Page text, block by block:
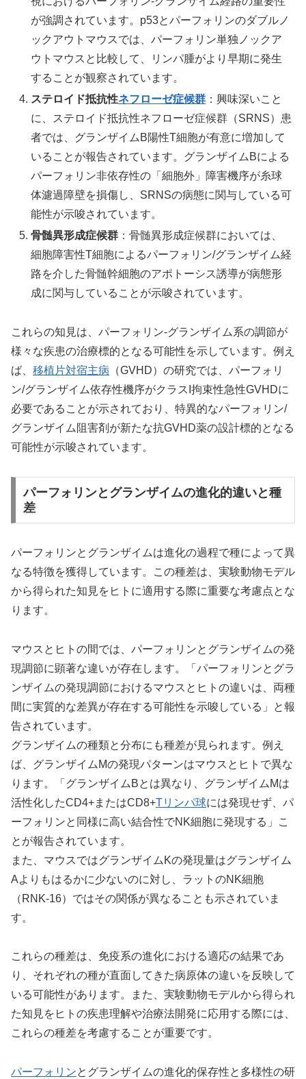
が強調されています。p53とパーフォリンのダブルノ
ックアウトマウスでは、パーフォリン単独ノックア
ウトマウスと比較して、リンパ腫がより早期に発生
することが観察されています。
ステロイド抵抗性ネフローゼ症候群 ：興味深いこと
に、ステロイド抵抗性ネフローゼ症候群（SRNS）患
者では、グランザイムB陽性T細胞が有意に増加して
いることが報告されています。グランザイムBによる
パーフォリン非依存性の「細胞外」障害機序が糸球
体濾過障壁を損傷し、SRNSの病態に関与している可
能性が示唆されています。
骨髄異形成症候群 ：骨髄異形成症候群においては、
細胞障害性T細胞によるパーフォリン/グランザイム経
路を介した骨髄幹細胞のアポトーシス誘導が病態形
成に関与していることが示唆されています。
これらの知見は、パーフォリン-グランザイム系の調節が
様々な疾患の治療標的となる可能性を示しています。例え
ば、 移植片対宿主病 （GVHD）の研究では、パーフォリ
ン/グランザイム依存性機序がクラスI拘束性急性GVHDに
必要であることが示されており、特異的なパーフォリン/
グランザイム阻害剤が新たな抗GVHD薬の設計標的となる
可能性が示唆されています。
パーフォリンとグランザイムの進化的違いと種
差
パーフォリンとグランザイムは進化の過程で種によって異
なる特徴を獲得しています。この種差は、実験動物モデル
から得られた知見をヒトに適用する際に重要な考慮点とな
ります。
マウスとヒトの間では、パーフォリンとグランザイムの発
現調節に顕著な違いが存在します。「パーフォリンとグラ
ンザイムの発現調節におけるマウスとヒトの違いは、両種
間に実質的な差異が存在する可能性を示唆している」と報
告されています。
グランザイムの種類と分布にも種差が見られます。例え
ば、グランザイムMの発現パターンはマウスとヒトで異な
ります。「グランザイムBとは異なり、グランザイムMは
活性化したCD4+またはCD8+Tリンパ球には発現せず、パ
ーフォリンと同様に高い結合性でNK細胞に発現する」こ
とが報告されています。
また、マウスではグランザイムKの発現量はグランザイム
Aよりもはるかに少ないのに対し、ラットのNK細胞
（RNK-16）ではその関係が異なることも示されていま
す。
これらの種差は、免疫系の進化における適応の結果であ
り、それぞれの種が直面してきた病原体の違いを反映して
いる可能性があります。また、実験動物モデルから得られ
た知見をヒトの疾患理解や治療法開発に応用する際には、
これらの種差を考慮することが重要です。
パーフォリンとグランザイムの進化的保存性と多様性の研